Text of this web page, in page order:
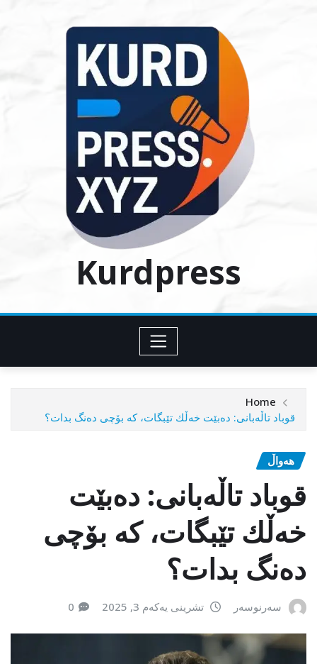
Kurdpress
Home
قوباد تاڵەبانی: دەبێت خەڵك تێبگات، كە بۆچی دەنگ بدات؟
هەواڵ
قوباد تاڵەبانی: دەبێت
خەڵك تێبگات، كە بۆچی
دەنگ بدات؟
سەرنوسەر تشرینی یەکەم 3, 2025 0